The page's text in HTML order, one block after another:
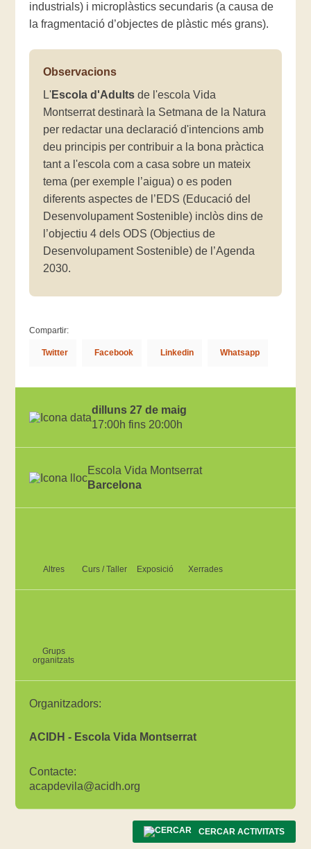
industrials) i microplàstics secundaris (a causa de
la fragmentació d’objectes de plàstic més grans).
Observacions
L'Escola d'Adults de l'escola Vida
Montserrat destinarà la Setmana de la Natura
per redactar una declaració d'intencions amb
deu principis per contribuir a la bona pràctica
tant a l'escola com a casa sobre un mateix
tema (per exemple l’aigua) o es poden
diferents aspectes de l’EDS (Educació del
Desenvolupament Sostenible) inclòs dins de
l’objectiu 4 dels ODS (Objectius de
Desenvolupament Sostenible) de l’Agenda
2030.
Compartir:
Twitter Facebook Linkedin Whatsapp
dilluns 27 de maig
17:00h fins 20:00h
Escola Vida Montserrat
Barcelona
Altres Curs / Taller Exposició Xerrades
Grups
organitzats
Organitzadors:
ACIDH - Escola Vida Montserrat
Contacte:
acapdevila@acidh.org
CERCAR ACTIVITATS